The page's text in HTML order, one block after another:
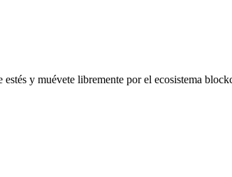
y muévete libremente por el ecosistema